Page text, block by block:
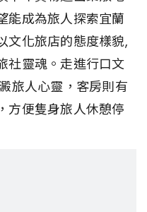
能成為旅人探索宜蘭
文化旅店的態度樣貌,
社靈魂。走進行口文
旅人心靈，客房則有
方便隻身旅人休憩停